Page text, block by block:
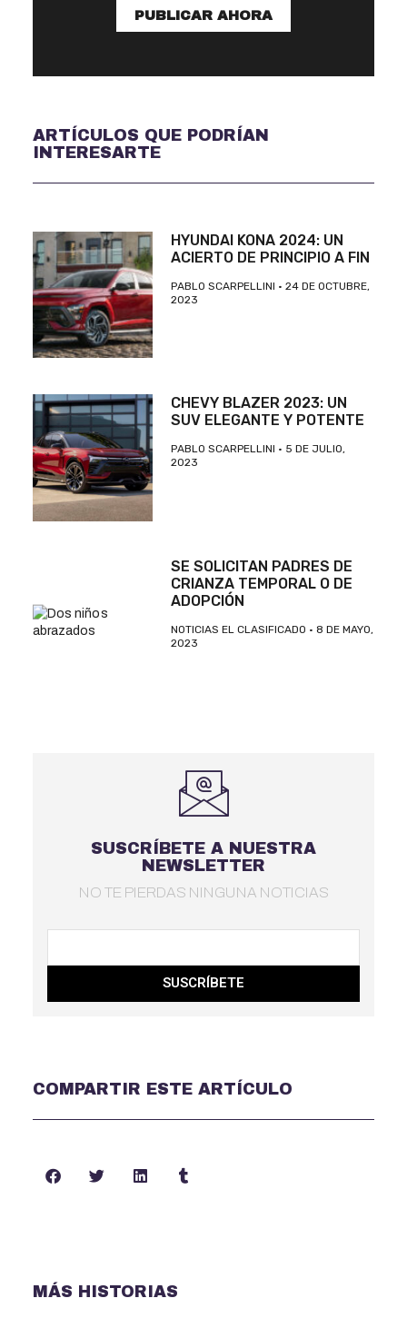
PUBLICAR AHORA
ARTÍCULOS QUE PODRÍAN
INTERESARTE
HYUNDAI KONA 2024: UN
ACIERTO DE PRINCIPIO A FIN
PABLO SCARPELLINI
24 DE OCTUBRE,
2023
CHEVY BLAZER 2023: UN
SUV ELEGANTE Y POTENTE
PABLO SCARPELLINI
5 DE JULIO,
2023
SE SOLICITAN PADRES DE
CRIANZA TEMPORAL O DE
ADOPCIÓN
NOTICIAS EL CLASIFICADO
8 DE MAYO,
2023
SUSCRÍBETE A NUESTRA
NEWSLETTER
NO TE PIERDAS NINGUNA NOTICIAS
SUSCRÍBETE
COMPARTIR ESTE ARTÍCULO
MÁS HISTORIAS